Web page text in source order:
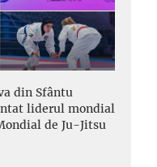
din Sfântu
liderul mondial
de Ju-Jitsu